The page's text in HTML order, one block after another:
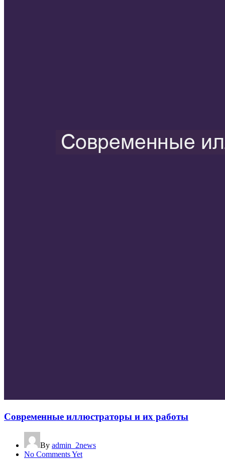
Современные иллюстраторы и их работы
By admin_2news
No Comments Yet